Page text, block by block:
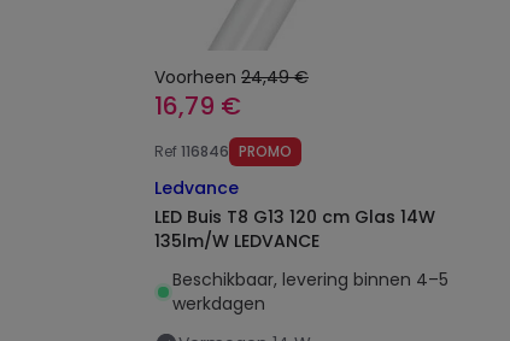
Voorheen 24,49 €
16,79 €
Ref116846 PROMO
Ledvance
LED Buis T8 G13 120 cm Glas 14W
135lm/W LEDVANCE
Beschikbaar, levering binnen 4–5
werkdagen